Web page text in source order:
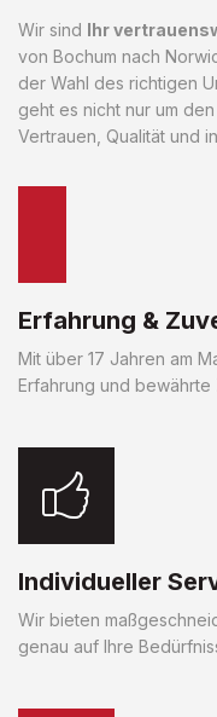
Wir sind Ihr
von Bochum nach
der Wahl des richtigen
geht es nicht nur um
Vertrauen, Qualität und
Erfahrung &
Mit über 17 Jahren am
Erfahrung und bewährte
Individueller
Wir bieten
genau auf Ihre